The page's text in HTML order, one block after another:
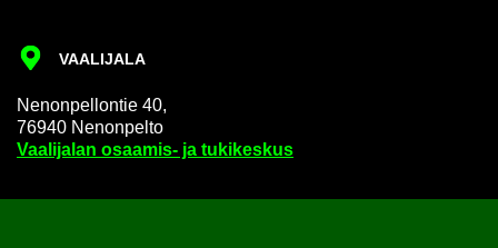
VAA­LI­JA­LA
Ne­non­pel­lon­tie 40,
76940 Ne­non­pel­to
Vaa­li­ja­lan osaamis-​ ja tu­ki­kes­kus